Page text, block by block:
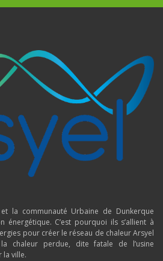
la communauté Urbaine de Dunkerque
énergétique. C’est pourquoi ils s’allient à
pour créer le réseau de chaleur Arsyel
chaleur perdue, dite fatale de l’usine
la ville.